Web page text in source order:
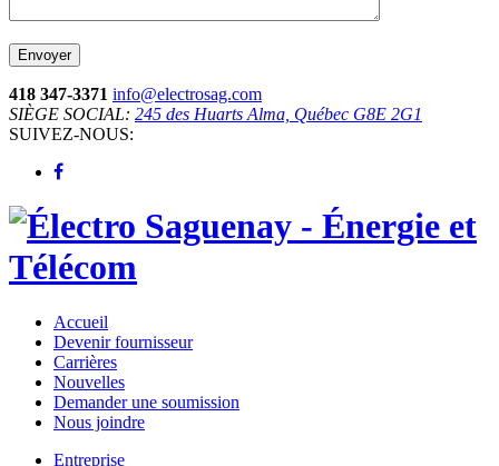
418 347-3371 info@electrosag.com
SIÈGE SOCIAL: 245 des Huarts Alma, Québec G8E 2G1
SUIVEZ-NOUS:
Accueil
Devenir fournisseur
Carrières
Nouvelles
Demander une soumission
Nous joindre
Entreprise